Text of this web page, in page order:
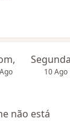
10 Ago
não está